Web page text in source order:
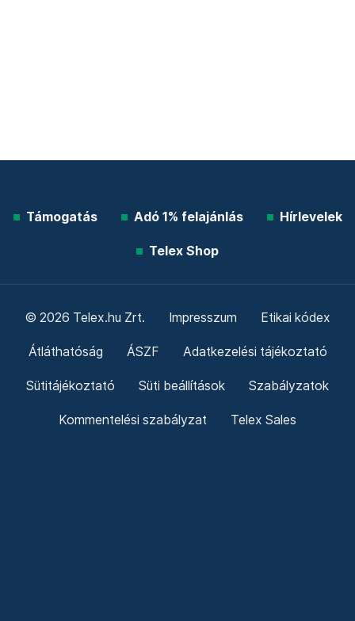
Támogatás Adó 1% felajánlás Hírlevelek
Telex Shop
© 2026 Telex.hu Zrt. Impresszum Etikai kódex
Átláthatóság ÁSZF Adatkezelési tájékoztató
Sütitájékoztató Süti beállítások Szabályzatok
Kommentelési szabályzat Telex Sales